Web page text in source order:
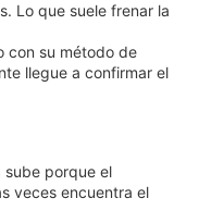
Lo que suele frenar la
con su método de
llegue a confirmar el
sube porque el
veces encuentra el